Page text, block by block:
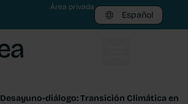
Área privada
Español
Desayuno-diálogo: Transición Climática en